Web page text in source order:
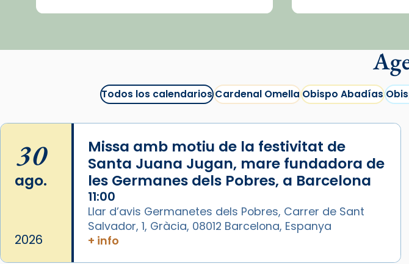
Vídeo
La Carmina va patir depressió.
arribar el seu testimoni al papa
Lleó XIV.
Recupera l'entrevista
compVatican News tican News 👇
www.vaticannews.va/es/iglesia/news/2026-
07/carmina-historia-depresion-
papa-viaje-espana-testimoni...
Todos los calendariosCardenal OmellaObispo Abadías
30
ago.
2026
Missa amb motiu de la festivitat de
Santa Juana Jugan, mare fundadora de
les Germanes dels Pobres, a Barcelona
11:00
Llar d’avis Germanetes dels Pobres, Carrer de Sant
Salvador, 1, Gràcia, 08012 Barcelona, Espanya
+ info